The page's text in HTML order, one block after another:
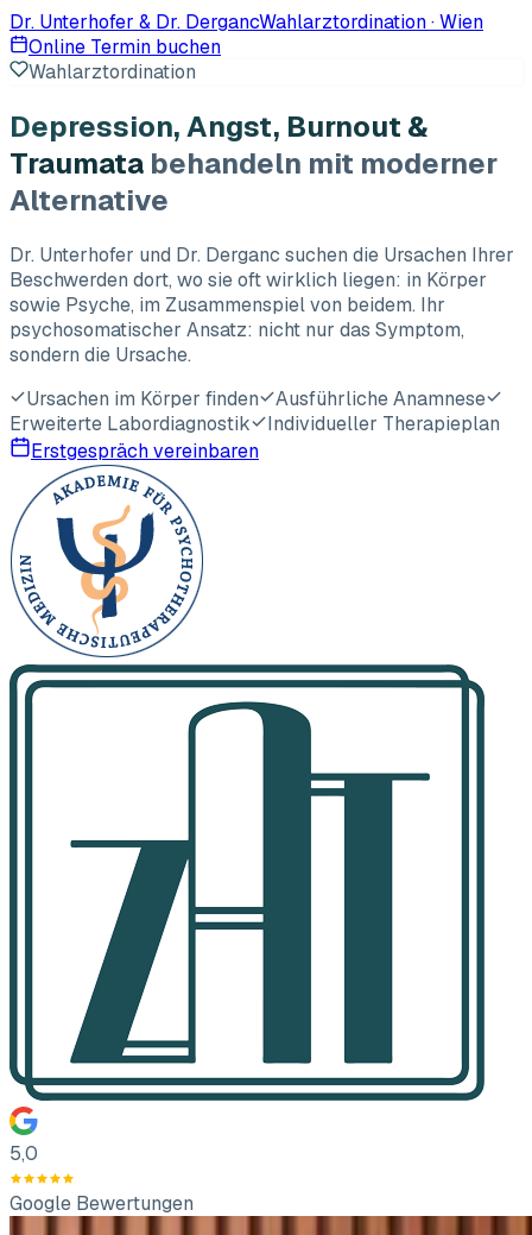
Dr. Unterhofer & Dr. DergancWahlarztordination · Wien
Online Termin buchen
Wahlarztordination
Depression, Angst, Burnout &
Traumata behandeln mit moderner
Alternative
Dr. Unterhofer und Dr. Derganc suchen die Ursachen Ihrer
Beschwerden dort, wo sie oft wirklich liegen: in Körper
sowie Psyche, im Zusammenspiel von beidem. Ihr
psychosomatischer Ansatz: nicht nur das Symptom,
sondern die Ursache.
Ursachen im Körper finden
Ausführliche Anamnese
Erweiterte Labordiagnostik
Individueller Therapieplan
Erstgespräch vereinbaren
5,0
Google Bewertungen